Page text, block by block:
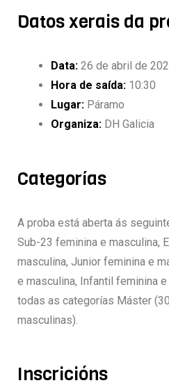
Datos xerais da
Data: 26 de abril de
Hora de saída: 10:30
Lugar: Páramo
Organiza: DH Galicia
Categorías
A proba está aberta ás
Sub-23 feminina e masculina,
masculina, Junior feminina e
e masculina, Infantil feminina
todas as categorías Máster
masculinas).
Inscricións